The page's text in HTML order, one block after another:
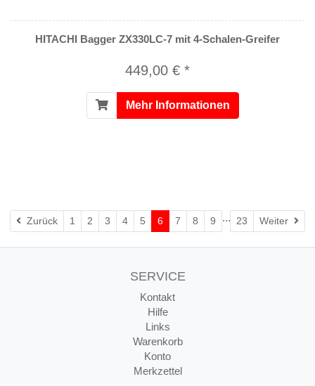
HITACHI Bagger ZX330LC-7 mit 4-Schalen-Greifer
449,00 € *
Mehr Informationen
ZurückZurück
1 2 3 4 5 6 7 8 9 ... 23 Weiter
SERVICE
Kontakt
Hilfe
Links
Warenkorb
Konto
Merkzettel